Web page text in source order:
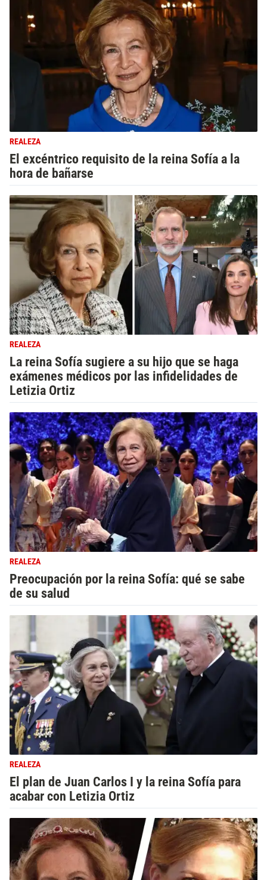
REALEZA
El excéntrico requisito de la reina Sofía a la
hora de bañarse
REALEZA
La reina Sofía sugiere a su hijo que se haga
exámenes médicos por las infidelidades de
Letizia Ortiz
REALEZA
Preocupación por la reina Sofía: qué se sabe
de su salud
REALEZA
El plan de Juan Carlos I y la reina Sofía para
acabar con Letizia Ortiz